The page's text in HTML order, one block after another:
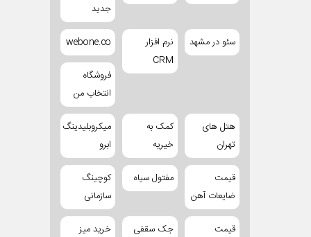
جدید
سئو در مشهد
نرم افزار
CRM
webone.co
فروشگاه
انتخاب من
هتل های
تهران
کمک به
خیریه
میکروبلیدینگ
ابرو
قیمت
ضایعات آهن
مفتول سیاه
کوچینگ
سازمانی
قیمت جک سقفی خرید میز